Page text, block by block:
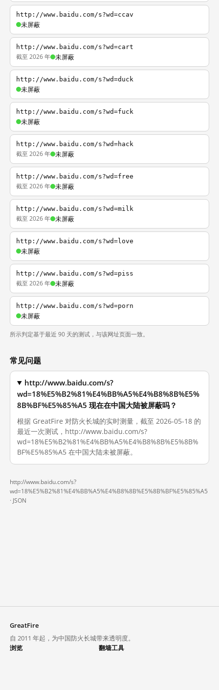
http://www.baidu.com/s?wd=ccav
未屏蔽
http://www.baidu.com/s?wd=cart
截至 2026 年 未屏蔽
http://www.baidu.com/s?wd=duck
未屏蔽
http://www.baidu.com/s?wd=fuck
未屏蔽
http://www.baidu.com/s?wd=hack
截至 2026 年 未屏蔽
http://www.baidu.com/s?wd=free
截至 2026 年 未屏蔽
http://www.baidu.com/s?wd=milk
截至 2026 年 未屏蔽
http://www.baidu.com/s?wd=love
未屏蔽
http://www.baidu.com/s?wd=piss
截至 2026 年 未屏蔽
http://www.baidu.com/s?wd=porn
未屏蔽
所示判定基于最近 90 天的测试，与该网址页面一致。
常见问题
http://www.baidu.com/s?
wd=18%E5%B2%81%E4%BB%A5%E4%B8%8B%E5%
8B%BF%E5%85%A5 现在在中国大陆被屏蔽吗？
根据 GreatFire 对防火长城的实时测量，截至 2026-05-18 的
最近一次测试，http://www.baidu.com/s?
wd=18%E5%B2%81%E4%BB%A5%E4%B8%8B%E5%8B%
BF%E5%85%A5 在中国大陆未被屏蔽。
http://www.baidu.com/s?
wd=18%E5%B2%81%E4%BB%A5%E4%B8%8B%E5%8B%BF%E5%85%A5
· JSON
GreatFire
自 2011 年起，为中国防火长城带来透明度。
浏览
翻墙工具